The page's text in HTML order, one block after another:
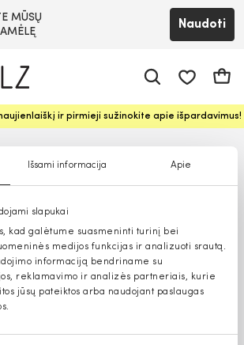
Išsami informacija Apie
slapukai
kad galėtume suasmeninti turinį bei
medijos funkcijas ir analizuoti srautą.
informaciją bendriname su
reklamavimo ir analizės partneriais, kurie
jūsų pateiktos arba naudojant paslaugas
MŪSŲ
Naudoti
ir pirmieji sužinokite apie išpardavimus!